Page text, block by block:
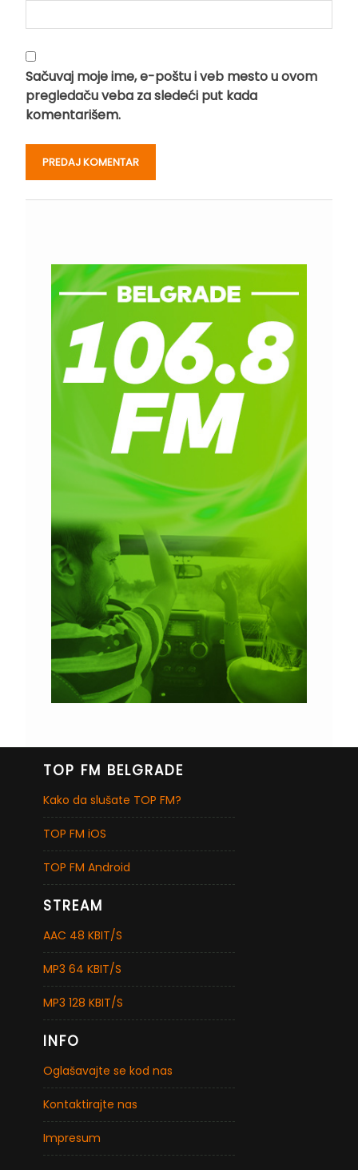
Sačuvaj moje ime, e-poštu i veb mesto u ovom
pregledaču veba za sledeći put kada
komentarišem.
TOP FM BELGRADE
Kako da slušate TOP FM?
TOP FM iOS
TOP FM Android
STREAM
AAC 48 KBIT/S
MP3 64 KBIT/S
MP3 128 KBIT/S
INFO
Oglašavajte se kod nas
Kontaktirajte nas
Impresum